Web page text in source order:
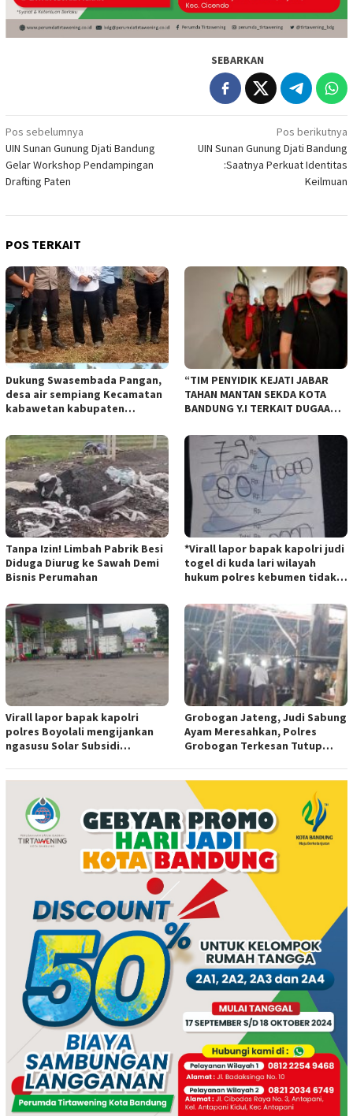
SEBARKAN
Navigasi
pos
Pos sebelumnya
UIN Sunan Gunung Djati Bandung
Gelar Workshop Pendampingan
Drafting Paten
Pos berikutnya
UIN Sunan Gunung Djati Bandung
:Saatnya Perkuat Identitas
Keilmuan
POS TERKAIT
Dukung Swasembada Pangan,
desa air sempiang Kecamatan
kabawetan kabupaten
28 mei 2025
“TIM PENYIDIK KEJATI JABAR
TAHAN MANTAN SEKDA KOTA
BANDUNG Y.I TERKAIT DUGAAN
BANDUNG”.
Tanpa Izin! Limbah Pabrik Besi
Diduga Diurug ke Sawah Demi
Bisnis Perumahan
*Virall lapor bapak kapolri judi
togel di kuda lari wilayah
hukum polres kebumen tidak
Virall lapor bapak kapolri
polres Boyolali mengijankan
ngasusu Solar Subsidi
polres Boyolali tutup mata
Grobogan Jateng, Judi Sabung
Ayam Meresahkan, Polres
Grobogan Terkesan Tutup